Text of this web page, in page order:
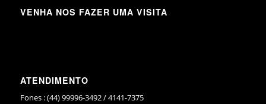
VENHA NOS FAZER UMA VISITA
ATENDIMENTO
Fones : (44) 99996-3492 / 4141-7375